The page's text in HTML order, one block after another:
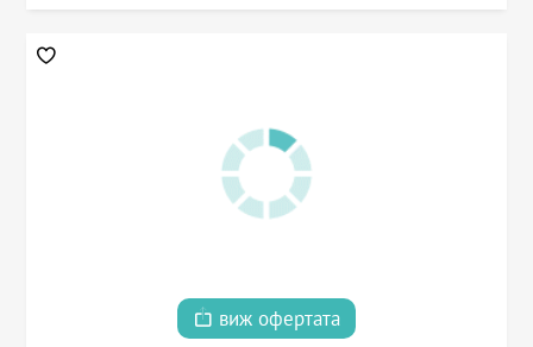
виж офертата